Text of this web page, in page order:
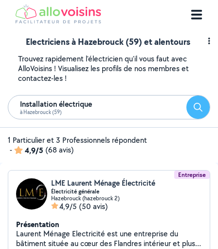
Electriciens à Hazebrouck (59) et alentours
Trouvez rapidement l'électricien qu'il vous faut avec
AlloVoisins ! Visualisez les profils de nos membres et
contactez-les !
Installation électrique
à Hazebrouck (59)
1 Particulier et 3 Professionnels répondent
-
4,9/5 (68 avis)
Entreprise
LME Laurent Ménage Électricité
Électricité générale
Hazebrouck (hazebrouck 2)
4,9/5 (50 avis)
Présentation
Laurent Ménage Electricité est une entreprise du
bâtiment située au cœur des Flandres intérieur et plus